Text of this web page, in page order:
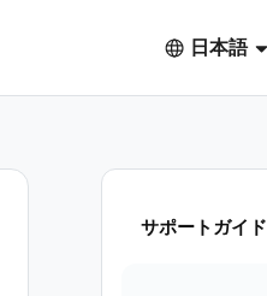
日本語
サポートガイド